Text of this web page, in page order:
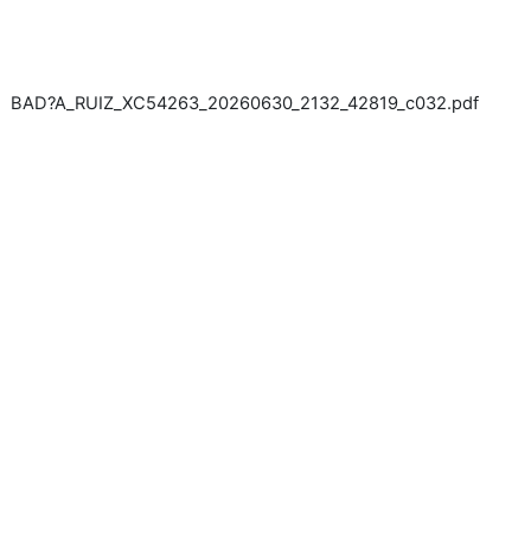
BAD?A_RUIZ_XC54263_20260630_2132_42819_c032.pdf